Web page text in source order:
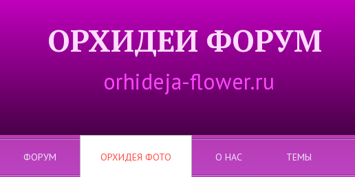
ОРХИДЕИ ФОРУМ
orhideja-flower.ru
ФОРУМ ОРХИДЕЯ ФОТО О НАС ТЕМЫ